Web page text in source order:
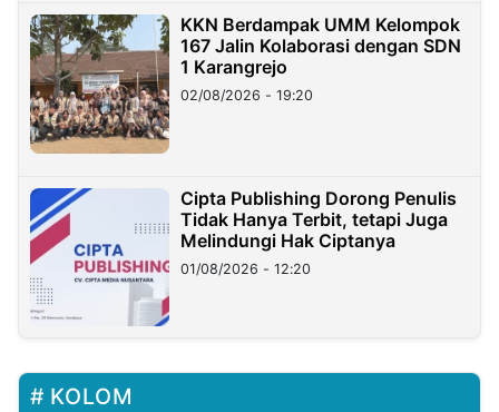
KKN Berdampak UMM Kelompok
167 Jalin Kolaborasi dengan SDN
1 Karangrejo
02/08/2026 - 19:20
Cipta Publishing Dorong Penulis
Tidak Hanya Terbit, tetapi Juga
Melindungi Hak Ciptanya
01/08/2026 - 12:20
KOLOM